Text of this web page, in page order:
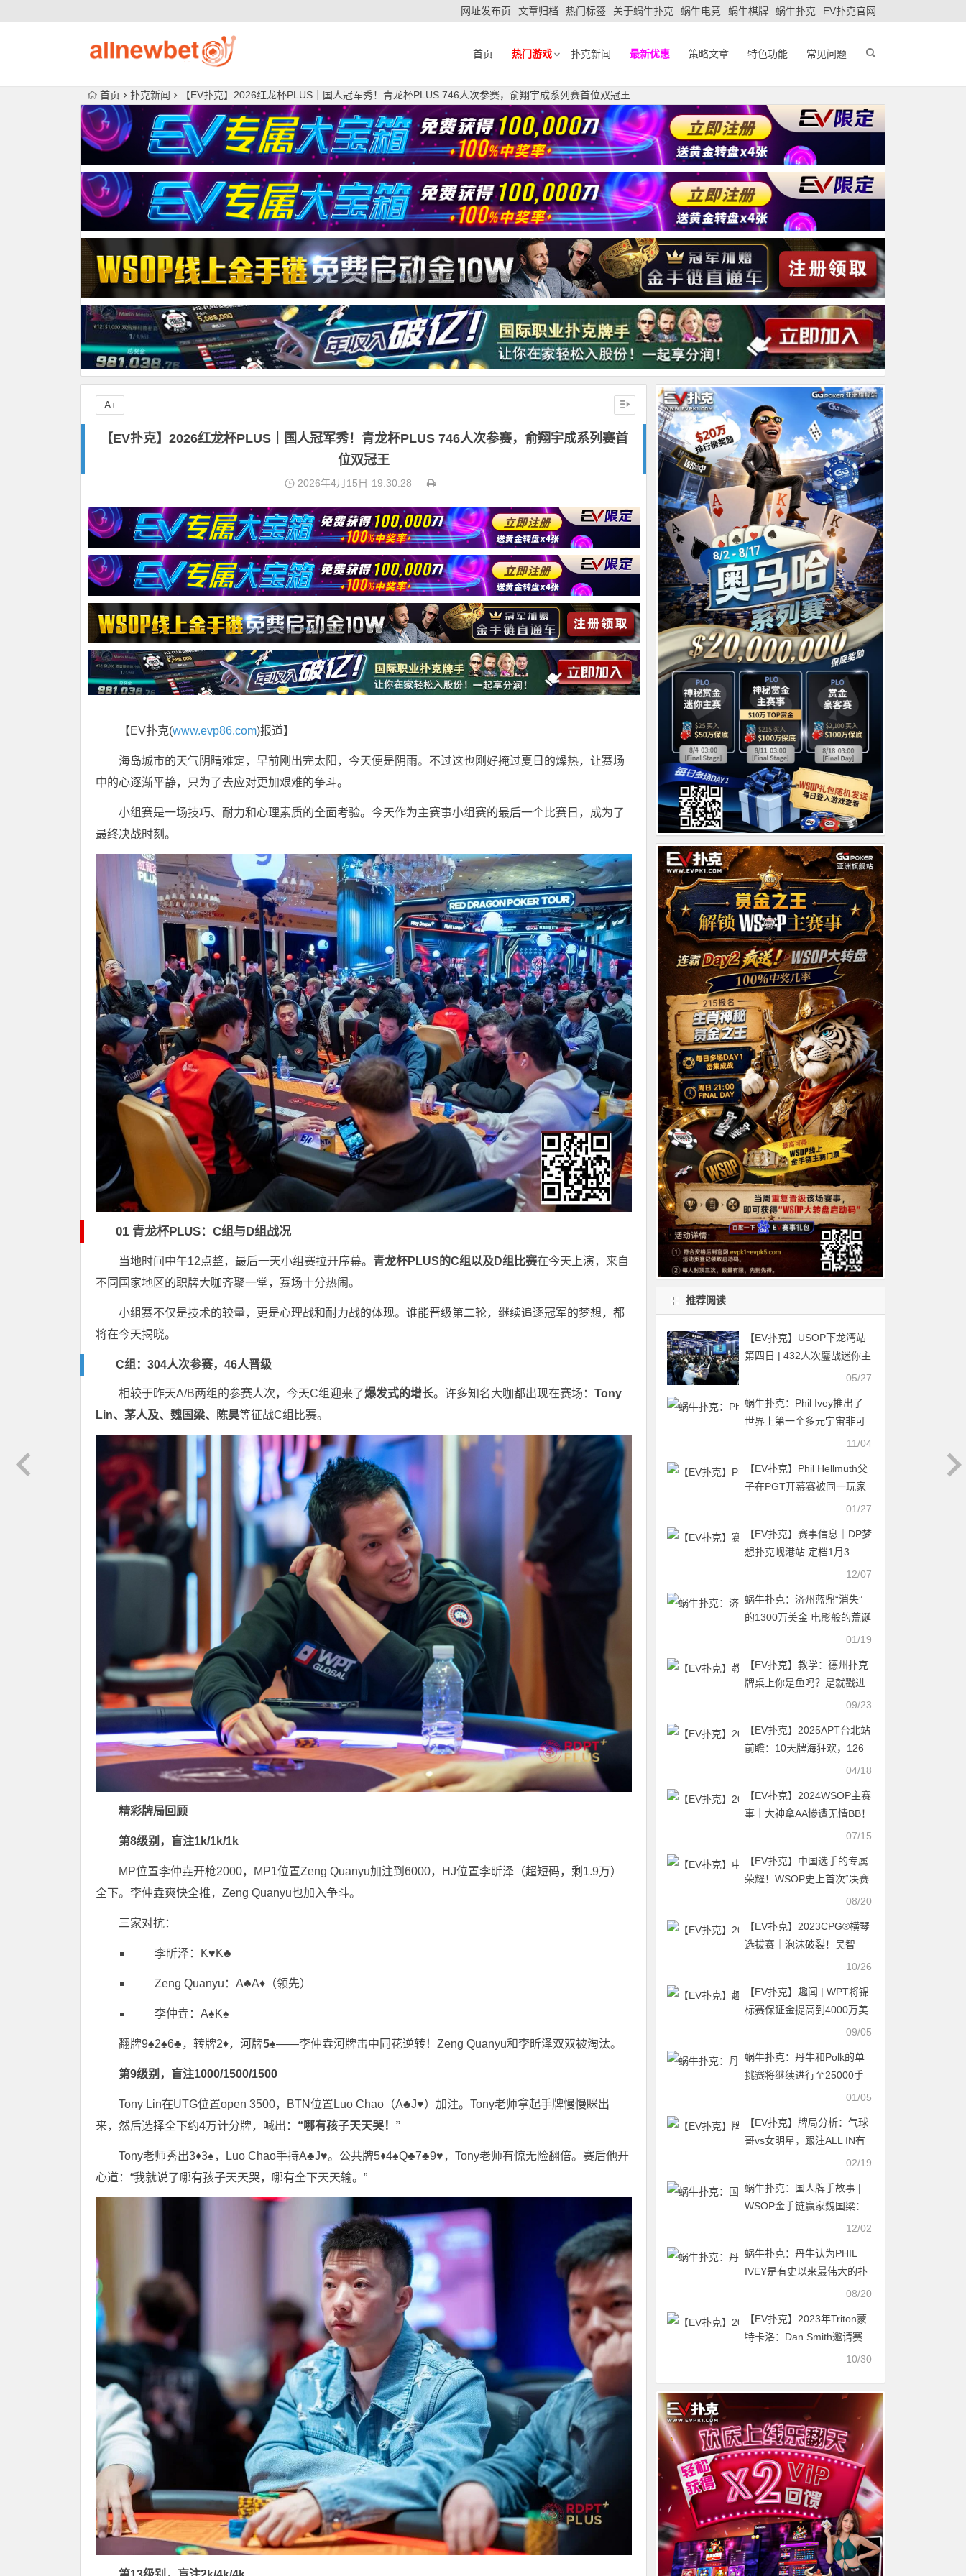
网址发布页 文章归档 热门标签 关于蜗牛扑克 蜗牛电竞 蜗牛棋牌 蜗牛扑克 EV扑克官网
首页 热门游戏 扑克新闻 最新优惠 策略文章 特色功能 常见问题
首页 扑克新闻 【EV扑克】2026红龙杯PLUS｜国人冠军秀！青龙杯PLUS 746人次参赛，俞翔宇成系列赛首位双冠王
【EV扑克】2026红龙杯PLUS｜国人冠军秀！青龙杯PLUS 746人次参赛，俞翔宇成系列赛首
位双冠王
2026年4月15日 19:30:28
【EV扑克(www.evp86.com)报道】
海岛城市的天气阴晴难定，早前刚出完太阳，今天便是阴雨。不过这也刚好掩过夏日的燥热，让赛场
中的心逐渐平静，只为了去应对更加艰难的争斗。
小组赛是一场技巧、耐力和心理素质的全面考验。今天作为主赛事小组赛的最后一个比赛日，成为了
最终决战时刻。
01 青龙杯PLUS：C组与D组战况
当地时间中午12点整，最后一天小组赛拉开序幕。 青龙杯PLUS的C组以及D组比赛在今天上演，来自
不同国家地区的职牌大咖齐聚一堂，赛场十分热闹。
小组赛不仅是技术的较量，更是心理战和耐力战的体现。谁能晋级第二轮，继续追逐冠军的梦想，都
将在今天揭晓。
C组：304人次参赛，46人晋级
相较于昨天A/B两组的参赛人次，今天C组迎来了爆发式的增长。许多知名大咖都出现在赛场： Tony
Lin、茅人及、魏国梁、陈昊等征战C组比赛。
精彩牌局回顾
第8级别，盲注1k/1k/1k
MP位置李仲垚开枪2000，MP1位置Zeng Quanyu加注到6000，HJ位置李昕泽（超短码，剩1.9万）
全下。李仲垚爽快全推，Zeng Quanyu也加入争斗。
三家对抗：
李昕泽：K♥K♣
Zeng Quanyu：A♣A♦（领先）
李仲垚：A♠K♠
翻牌9♠2♠6♣，转牌2♦，河牌5♠——李仲垚河牌击中同花逆转！Zeng Quanyu和李昕泽双双被淘汰。
第9级别，盲注1000/1500/1500
Tony Lin在UTG位置open 3500，BTN位置Luo Chao（A♣J♥）加注。Tony老师拿起手牌慢慢眯出
来，然后选择全下约4万计分牌，喊出： “哪有孩子天天哭！”
Tony老师秀出3♦3♠，Luo Chao手持A♣J♥。公共牌5♦4♠Q♣7♣9♥，Tony老师有惊无险翻倍。赛后他开
心道：“我就说了哪有孩子天天哭，哪有全下天天输。”
A+
推荐阅读
【EV扑克】USOP下龙湾站
第四日 | 432人次鏖战迷你主
赛A\B组，国人选手吴成杉
后进入DAY2
05/27
蜗牛扑克：Phil Ivey推出了
世界上第一个多元宇宙非可
11/04
【EV扑克】Phil Hellmuth父
子在PGT开幕赛被同一玩家
淘汰出局 MattBerkey在高额
01/27
【EV扑克】赛事信息｜DP梦
想扑克岘港站 定档1月3
日-12日 在美丽的越南开启
12/07
蜗牛扑克：济州蓝鼎“消失”
的1300万美金 电影般的荒诞
01/19
【EV扑克】教学：德州扑克
牌桌上你是鱼吗？是就戳进
09/23
【EV扑克】2025APT台北站
前瞻：10天牌海狂欢，126
场极致酣战，超 540 万刀保
04/18
【EV扑克】2024WSOP主赛
事｜大神拿AA惨遭无情BB！
Tony Lin领衔中国选手晋级
07/15
【EV扑克】中国选手的专属
荣耀！WSOP史上首次“决赛
桌纪念戒指”，线上金手链已
08/20
【EV扑克】2023CPG®横琴
选拔赛｜泡沫破裂！吴智
谋、陈良才无缘270人奖励
二轮
10/26
【EV扑克】趣闻 | WPT将锦
标赛保证金提高到4000万美
09/05
蜗牛扑克：丹牛和Polk的单
挑赛将继续进行至25000手
01/05
【EV扑克】牌局分析：气球
哥vs女明星，跟注ALL IN有
02/19
蜗牛扑克：国人牌手故事 |
WSOP金手链赢家魏国梁：
再靠经验行事，恐怕会死的
12/02
蜗牛扑克：丹牛认为PHIL
IVEY是有史以来最伟大的扑
08/20
【EV扑克】2023年Triton蒙
特卡洛：Dan Smith邀请赛
夺冠 Elton Tsang获季军10/30